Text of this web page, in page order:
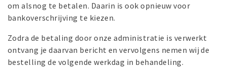
om alsnog te betalen. Daarin is ook opnieuw voor
bankoverschrijving te kiezen.
Zodra de betaling door onze administratie is verwerkt
ontvang je daarvan bericht en vervolgens nemen wij de
bestelling de volgende werkdag in behandeling.